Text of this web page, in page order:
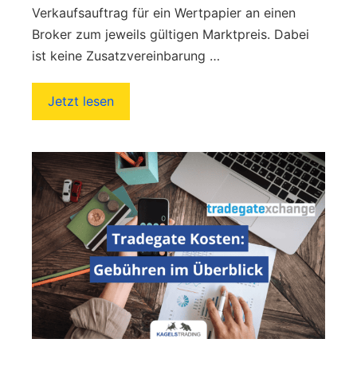
Verkaufsauftrag für ein Wertpapier an einen
Broker zum jeweils gültigen Marktpreis. Dabei
ist keine Zusatzvereinbarung …
Jetzt lesen